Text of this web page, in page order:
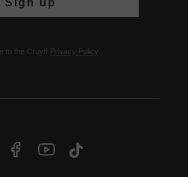
Sign up
to the Cruyff Privacy Policy